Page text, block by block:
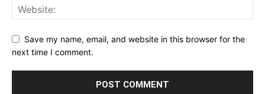
Save my name, email, and website in this browser for the
next time I comment.